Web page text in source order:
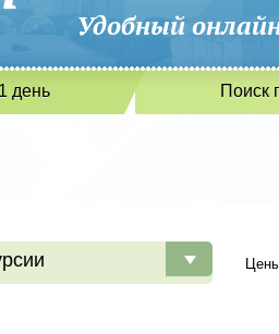
Удобный
день Поиск